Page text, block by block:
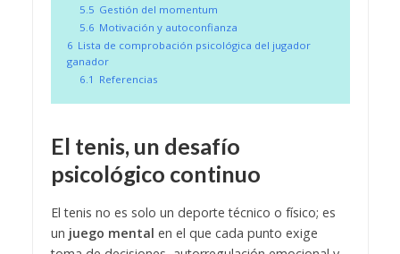
5.5 Gestión del momentum
5.6 Motivación y autoconfianza
6 Lista de comprobación psicológica del jugador
ganador
6.1 Referencias
El tenis, un desafío
psicológico continuo
El tenis no es solo un deporte técnico o físico; es
un juego mental en el que cada punto exige